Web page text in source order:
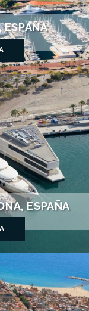
ESPAÑA
ESPAÑA